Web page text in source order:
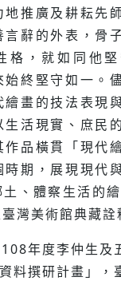
推廣及耕耘先
言辭的外表，骨
格，就如同他
終堅守如一。
繪畫的技法表現
活現實、庶民
作品橫貫「現代
時期，展現現代
、體察生活的
灣美術館典藏詮
年度李仲生及
料撰研計畫」，